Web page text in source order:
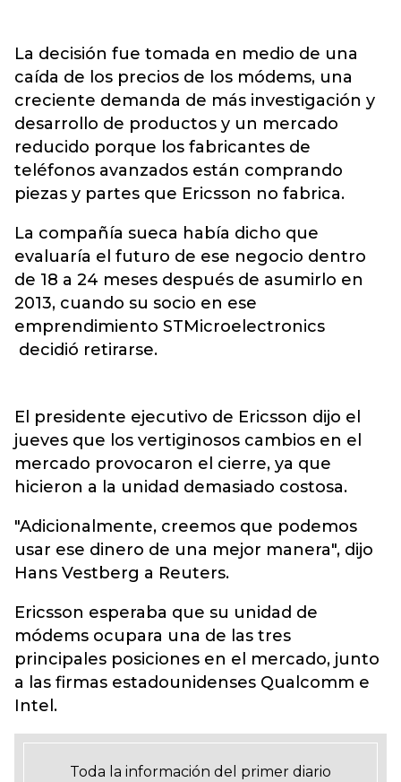
La decisión fue tomada en medio de una
caída de los precios de los módems, una
creciente demanda de más investigación y
desarrollo de productos y un mercado
reducido porque los fabricantes de
teléfonos avanzados están comprando
piezas y partes que Ericsson no fabrica.
La compañía sueca había dicho que
evaluaría el futuro de ese negocio dentro
de 18 a 24 meses después de asumirlo en
2013, cuando su socio en ese
emprendimiento STMicroelectronics
decidió retirarse.
El presidente ejecutivo de Ericsson dijo el
jueves que los vertiginosos cambios en el
mercado provocaron el cierre, ya que
hicieron a la unidad demasiado costosa.
"Adicionalmente, creemos que podemos
usar ese dinero de una mejor manera", dijo
Hans Vestberg a Reuters.
Ericsson esperaba que su unidad de
módems ocupara una de las tres
principales posiciones en el mercado, junto
a las firmas estadounidenses Qualcomm e
Intel.
Toda la información del primer diario